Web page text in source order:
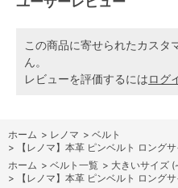
この商品に寄せられたカスタ
ん。
レビューを評価するにはログ
ホーム > レノマ > ベルト
>
【レノマ】本革 ピンベルト ロング
ホーム > ベルト一覧 > 大きいサイズ
>
【レノマ】本革 ピンベルト ロング